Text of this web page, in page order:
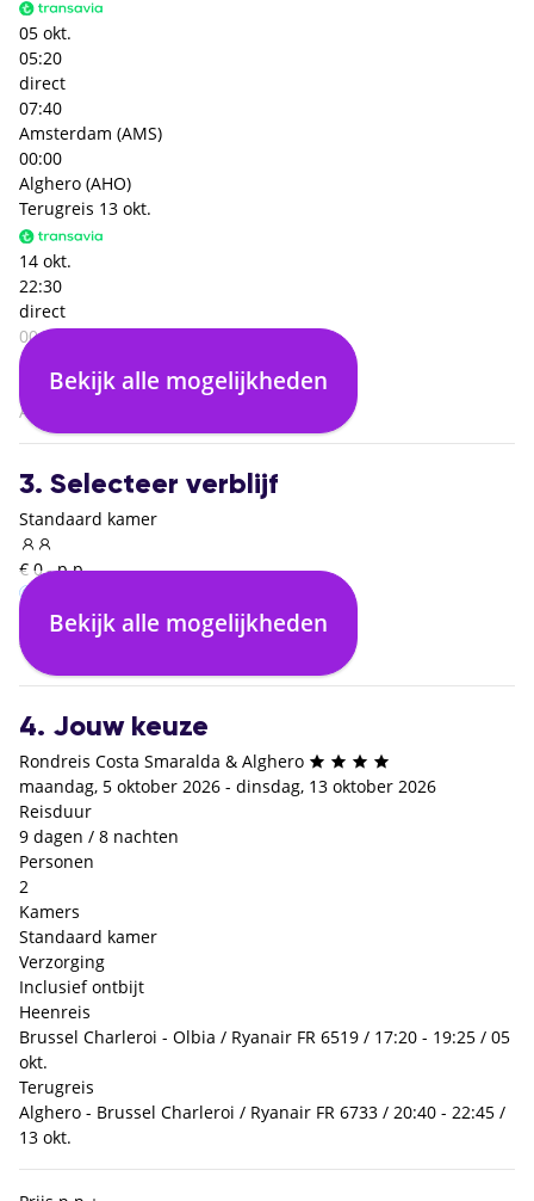
05 okt.
05:20
direct
07:40
Amsterdam (AMS)
00:00
Alghero (AHO)
Terugreis 13 okt.
14 okt.
22:30
direct
00:55
Olbia (OLB)
00:00
Amsterdam (AMS)
Bekijk alle mogelijkheden
3. Selecteer verblijf
Standaard kamer
€ 0,- p.p.
Inclusief ontbijt
€ 0,- p.p.
Bekijk alle mogelijkheden
4. Jouw keuze
Rondreis Costa Smaralda & Alghero
maandag, 5 oktober 2026 - dinsdag, 13 oktober 2026
Reisduur
9 dagen / 8 nachten
Personen
2
Kamers
Standaard kamer
Verzorging
Inclusief ontbijt
Heenreis
Brussel Charleroi - Olbia / Ryanair FR 6519 / 17:20 - 19:25 / 05
okt.
Terugreis
Alghero - Brussel Charleroi / Ryanair FR 6733 / 20:40 - 22:45 /
13 okt.